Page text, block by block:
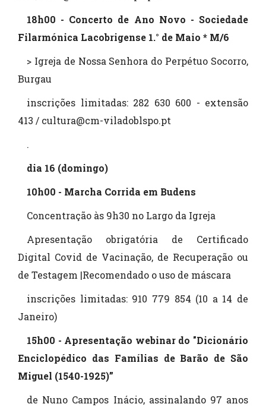
18h00 - Concerto de Ano Novo - Sociedade
Filarmónica Lacobrigense 1.° de Maio * M/6
> Igreja de Nossa Senhora do Perpétuo Socorro,
Burgau
inscrições limitadas: 282 630 600 - extensão
413 / cultura@cm-viladoblspo.pt
.
dia 16 (domingo)
10h00 - Marcha Corrida em Budens
Concentração às 9h30 no Largo da Igreja
Apresentação obrigatória de Certificado
Digital Covid de Vacinação, de Recuperação ou
de Testagem |Recomendado o uso de máscara
inscrições limitadas: 910 779 854 (10 a 14 de
Janeiro)
15h00 - Apresentação webinar do "Dicionário
Enciclopédico das Famílias de Barão de São
Miguel (1540-1925)”
de Nuno Campos Inácio, assinalando 97 anos